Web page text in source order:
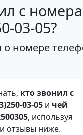
с номера
03-05?
номере
кто звонил с
03-05 и чей
, используя
отзывы ниже.